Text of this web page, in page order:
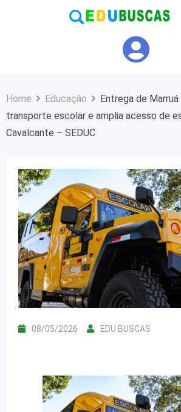
Home Educação
Entrega de
transporte escolar e amplia acesso de
Cavalcante – SEDUC
08/05/2026 EDU BUSCAS